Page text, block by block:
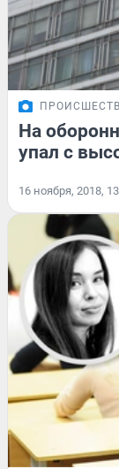
На
упал с
16 ноября, 2018,